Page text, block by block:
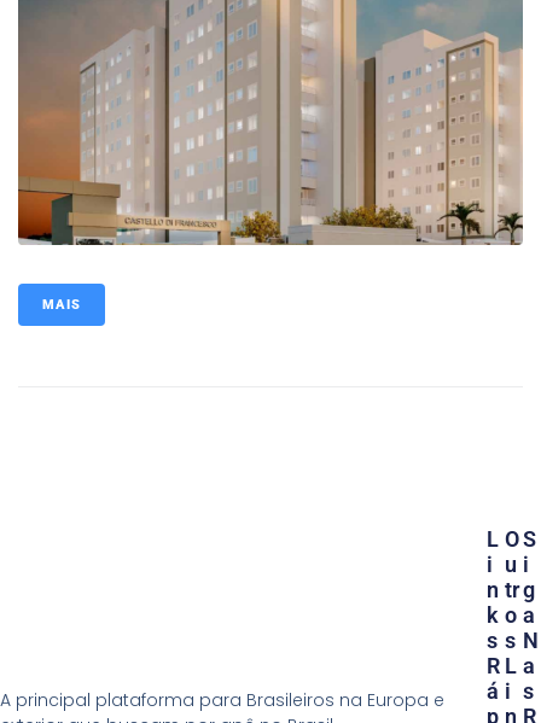
MAIS
A principal plataforma para Brasileiros na Europa e
O
U
Tr
O
S
L
I
N
L
I
N
K
S
R
Á
P
S
I
G
A
N
A
S
R